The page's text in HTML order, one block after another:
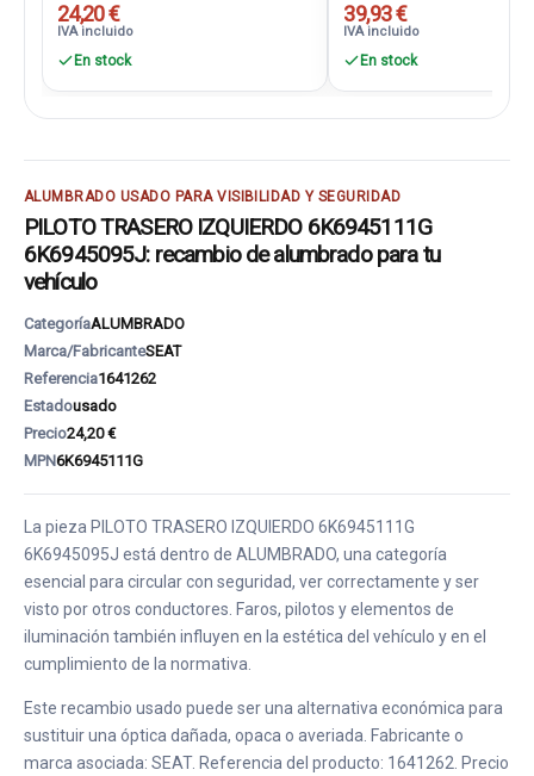
24,20 €
IVA incluido
En stock
39,93 €
IVA incluido
En stock
ALUMBRADO USADO PARA VISIBILIDAD Y SEGURIDAD
PILOTO TRASERO IZQUIERDO 6K6945111G
6K6945095J: recambio de alumbrado para tu
vehículo
CategoríaALUMBRADO
Marca/FabricanteSEAT
Referencia1641262
Estadousado
Precio24,20 €
MPN6K6945111G
La pieza PILOTO TRASERO IZQUIERDO 6K6945111G
6K6945095J está dentro de ALUMBRADO, una categoría
esencial para circular con seguridad, ver correctamente y ser
visto por otros conductores. Faros, pilotos y elementos de
iluminación también influyen en la estética del vehículo y en el
cumplimiento de la normativa.
Este recambio usado puede ser una alternativa económica para
sustituir una óptica dañada, opaca o averiada. Fabricante o
marca asociada: SEAT. Referencia del producto: 1641262. Precio